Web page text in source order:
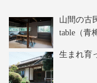
山間の古
table（青
生まれ育